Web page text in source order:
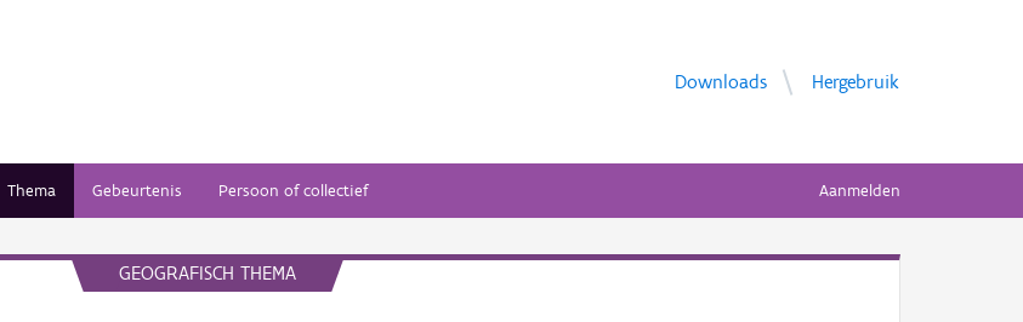
Downloads Hergebruik
Thema Gebeurtenis Persoon of collectief Aanmelden
GEOGRAFISCH THEMA